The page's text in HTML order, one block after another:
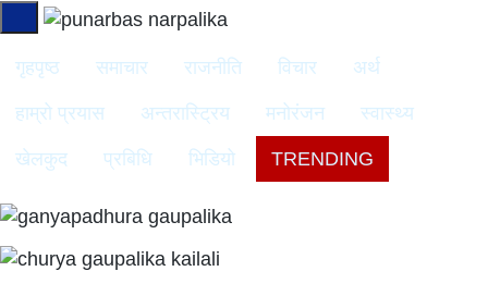
गृहपृष्ठ समाचार राजनीति विचार अर्थ
हाम्रो प्रयास अन्तरास्ट्रिय मनोरंजन स्वास्थ्य
खेलकुद प्रबिधि भिडियो TRENDING